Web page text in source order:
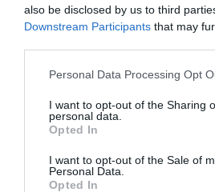
also be disclosed by us to third
Downstream Participants that may
Please note that this website/app
not limited to your visit or usage
grant or deny consent to Google and
use your data for below specified
consent section.
Personal Data Processing Opt
I want to opt-out of the Sharing
personal data.
Opted In
I want to opt-out of the Sale of
Personal Data.
Opted In